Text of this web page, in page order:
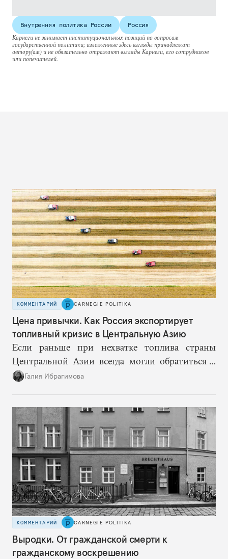
Внутренняя политика России
Россия
Карнеги не занимает институциональных позиций по вопросам
государственной политики; изложенные здесь взгляды принадлежат
автору(ам) и не обязательно отражают взгляды Карнеги, его сотрудников
или попечителей.
КОММЕНТАРИЙ CARNEGIE POLITIKA
Цена привычки. Как Россия экспортирует
топливный кризис в Центральную Азию
Если раньше при нехватке топлива страны
Центральной Азии всегда могли обратиться к
Москве за дополнительными объемами, то
Галия Ибрагимова
КОММЕНТАРИЙ CARNEGIE POLITIKA
Выродки. От гражданской смерти к
гражданскому воскрешению